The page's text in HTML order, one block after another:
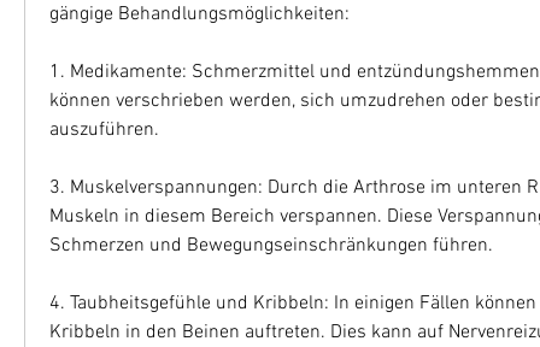
gängige Behandlungsmöglichkeiten:
1. Medikamente: Schmerzmittel und
können verschrieben werden, sich umzudrehen oder
auszuführen.
3. Muskelverspannungen: Durch die Arthrose im unteren
Muskeln in diesem Bereich verspannen. Diese
Schmerzen und Bewegungseinschränkungen führen.
4. Taubheitsgefühle und Kribbeln: In einigen Fällen
Kribbeln in den Beinen auftreten. Dies kann auf